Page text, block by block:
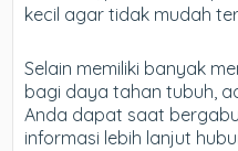
kecil agar tidak mudah
Selain memiliki banyak
bagi daya tahan tubuh,
Anda dapat saat
informasi lebih lanjut